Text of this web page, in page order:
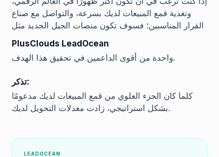
وتغذية قمع المبيعات لديك بسرعة، والتواصل مع صناع
القرار المناسبين؛ فسوف تكون منصات الجيل الجديد مثل
PlusClouds LeadOcean
واحدة من أقوى الداعمين في تحقيق هذا الهدف.
تذكر:
كلما كان الجزء العلوي من قمع المبيعات لديك مدعومًا
بشكل استراتيجي، زادت معدلات التحويل لديك.
LEADOCEAN